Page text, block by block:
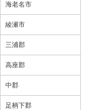
海老名市
綾瀬市
三浦郡
高座郡
中郡
足柄下郡